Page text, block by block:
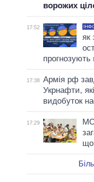
ворожих
17:52
як
прогнозують
17:38 Армія рф
Укрнафти,
видобуток
17:29
що